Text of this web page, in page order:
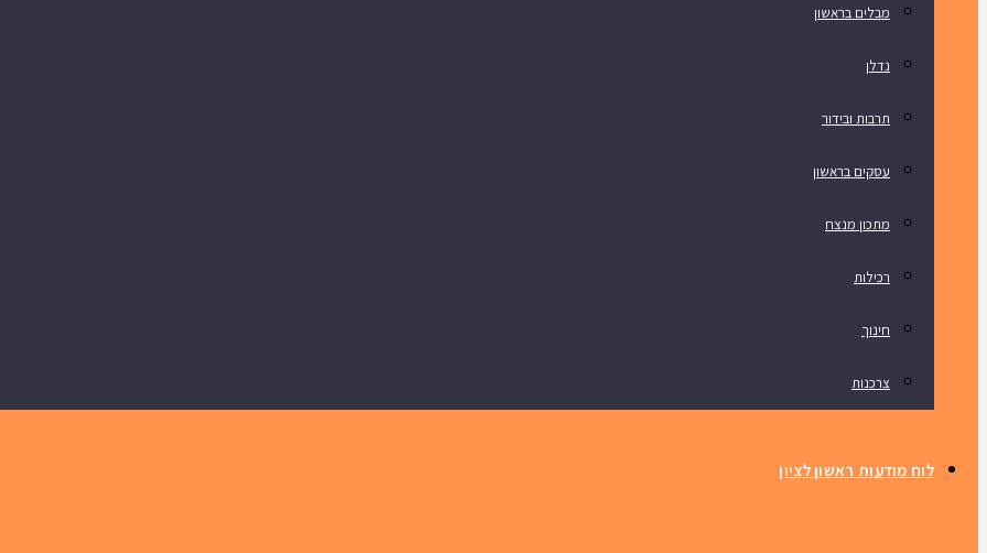
מבלים בראשון
נדלן
תרבות ובידור
עסקים בראשון
מתכון מנצח
רכילות
חינוך
צרכנות
לוח מודעות ראשון לציון